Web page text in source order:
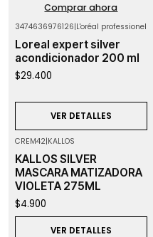
Comprar ahora
3474636976126|L'oréal professionel
Loreal expert silver
acondicionador 200 ml
$29.400
VER DETALLES
CREM42|KALLOS
KALLOS SILVER
MASCARA MATIZADORA
VIOLETA 275ML
$4.900
VER DETALLES